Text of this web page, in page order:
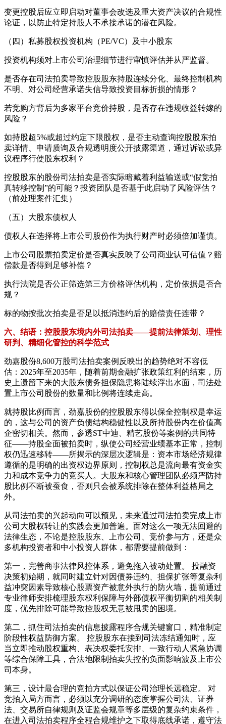
变更控股后应立即启动对董事会改选及重大资产决议的合规性
论证，以防止特定持股人不承接承诺的潜在风险。
（四）私募股权投资机构（PE/VC）及中小股东
投资机构须对上市公司治理细节进行审慎评估并从严监督。
是否存在司法拍卖导致控股股东持股连续分化、最终控制机构
不明、对公司经营承诺失信导致投资目标折损的情形？
若竞购方背后为多家平台竞价持股，是否存在违规收益转嫁的
风险？
如持股超5%或超过约定下限股权，是否主动查询控股股东拍
卖详情、申请质询及合规透明度公开披露渠道，通过诉讼或异
议程序行使股东权利？
控股股东的股份司法拍卖是否实际暗藏着利益输送或“假竞拍
真转移控制”的可能？投资团队是否基于此启动了风险评估？
（前处理案件汇集）
（五）大股东债权人
债权人在选择将上市公司股份作为执行财产时必须倍加谨慎。
上市公司股票拍卖定价是否真实反映了公司商业认可估值？赔
偿款是否得到足够补偿？
执行法院是否公正筛选第三方价格评估机构，定价依据是否合
规？
标的物按批次拍卖是否足以抵消违约后的赔偿责任连带？
六、结语：控股股东境内外司法拍卖——提前法律策划、理性
研判、精细化管控的科学范式
劲嘉股份8,600万股司法拍卖案例反映出的趋势绝对不容低
估：2025年至2035年，随着前期金融扩张政策红利的结束，历
史上遗留下来的大股东债务担保隐患将陆续浮出水面，司法处
置上市公司股份的数量和比例将连续走高。
就持股比例而言，劲嘉股份的控股股东得以保全控制权是幸运
的，这与公司的资产负债结构稳健性以及所持股份内在价值高
企密切相关。然而，参透ST中迪、精艺股份等案例的共同特
征——持股全面被拍卖时，纵使公司经营业绩基本正常，控制
权仍迅速移转——所揭示的深层次逻辑是：资本市场经济规律
遵循的是明确的出资权边界原则，控制权总是流向最有资金实
力和成本竞争力的竞买人。大股东和核心管理团队必须严防持
股比例不断被蚕食，否则只会被系统排除在整体利益格局之
外。
从司法拍卖的兴起动向可以预见，未来通过司法拍卖完成上市
公司大股权转让的实践会更加普遍。面对这么一项无法回避的
法律生态，不论是控股股东、上市公司、竞价参与方，还是众
多机构投资者和中小投资人群体，都需要提前做到：
第一，完善商事法律风控体系，避免拖入被动处置。 投融资
决策初始期，就同时建立针对因债券违约、担保扩张等复杂利
益冲突因素导致核心股票资产被意外执行的防火墙，提前通过
专业律师安排梳理股东权利保障与外部债权平衡切割的相关制
度，优先排除可能导致控股权无意被甩卖的困境。
第二，抓住司法拍卖的信息披露程序合规关键窗口，精准制定
阶段性权益防御方案。 控股股东在接到司法冻结通知时，应
当立即推动股权重构、表决权委托安排、一致行动人紧急协调
等综合保障工具，合法地限制拍卖失控的负面影响波及上市公
司本身。
第三，设计最合理的竞拍方式以保证公司治理长远稳定。 对
竞拍入局方而言，必须以充分调研的态度掌握公司法、证券
法、交易所自律规则及证监会规章等多层级的复杂约束条件，
在进入司法拍卖程序全程合规维护之下取得底线承诺，遵守法